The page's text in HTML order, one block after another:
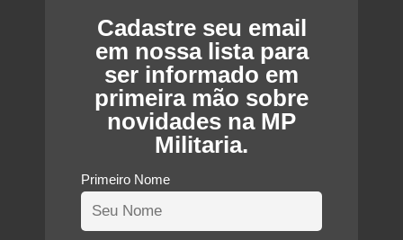
R$75,00.
Cadastre seu email
em nossa lista para
ser informado em
primeira mão sobre
novidades na MP
Militaria.
Primeiro Nome